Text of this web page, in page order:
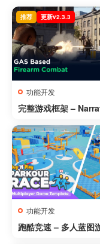
功能开发
完整游戏框架 –
mework
推荐 更新v2.3.3
功能开发
跑酷竞速 – 多人蓝图